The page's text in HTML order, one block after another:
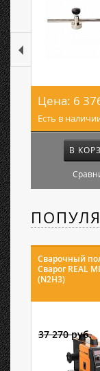
Цена: 6
Есть в
В
Сварочный
Сварог REAL
(N2H3)
37 270 руб.